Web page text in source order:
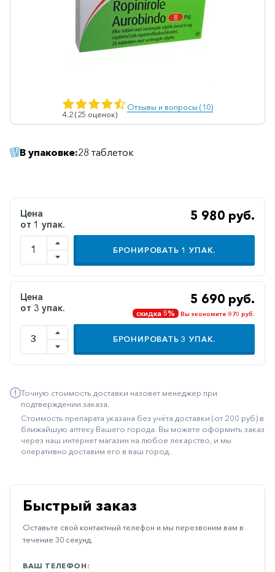
Ветеринарные
Витаминные
Гематологические
Гепатопротекторы
Гинекология
Диабетические
Желудочно-
кишечные
Иммунодепрессанты
Климактерические
Метаболизм
Минеральный
обмен
Наружные
средства
Неврологические
Остеопороз
Противоаллергические
Противовирусные
4.2 (25 оценок)
Отзывы и вопросы (10)
В упаковке:28 таблеток
Цена
от 1 упак.
5 980 руб.
БРОНИРОВАТЬ 1 УПАК.
Цена
от 3 упак.
5 690 руб.
скидка 5% Вы экономите 870 руб.
БРОНИРОВАТЬ3 УПАК.
Точную стоимость доставки назовет менеджер при
подтверждении заказа.
Стоимость препарата указана без учёта доставки (от 200 руб) в
ближайшую аптеку Вашего города. Вы можете оформить заказ
через наш интернет магазин на любое лекарство, и мы
оперативно доставим его в ваш город.
Быстрый заказ
Оставьте свой контактный телефон и мы перезвоним вам в
течение 30 секунд.
ВАШ ТЕЛЕФОН: